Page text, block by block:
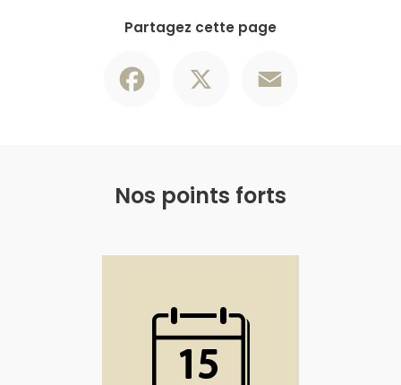
Partagez cette page
Nos points forts